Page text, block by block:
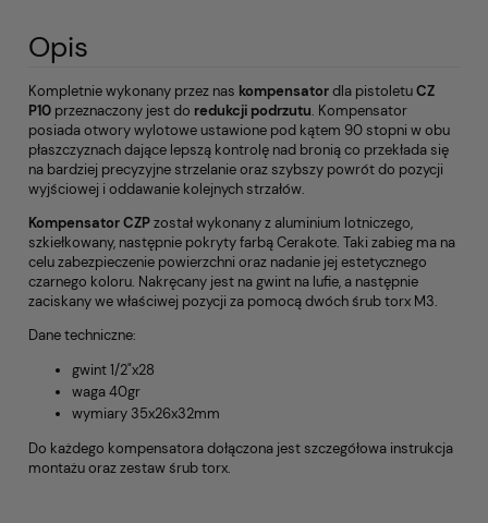
Opis
Kompletnie wykonany przez nas kompensatordla pistoletuCZ
P10 przeznaczony jest do redukcji podrzutu. Kompensator
posiada otwory wylotowe ustawione pod kątem 90 stopni w obu
płaszczyznach dające lepszą kontrolę nad bronią co przekłada się
na bardziej precyzyjne strzelanie oraz szybszy powrót do pozycji
wyjściowej i oddawanie kolejnych strzałów.
Kompensator CZPzostał wykonany z aluminium lotniczego,
szkiełkowany, następnie pokryty farbą Cerakote. Taki zabieg ma na
celu zabezpieczenie powierzchni oraz nadanie jej estetycznego
czarnego koloru. Nakręcany jest na gwint na lufie, a następnie
zaciskany we właściwej pozycji za pomocą dwóch śrub torx M3.
Dane techniczne:
gwint 1/2"x28
waga 40gr
wymiary 35x26x32mm
Do każdego kompensatora dołączona jest szczegółowa instrukcja
montażu oraz zestaw śrub torx.